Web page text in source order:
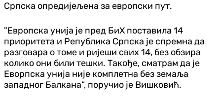
Српска опредијељена за европски пут.
"Европска унија је пред БиХ поставила 14
приоритета и Република Српска је спремна да
разговара о томе и ријеши свих 14, без обзира
колико они били тешки. Такође, сматрам да је
Еворпска унија није комплетна без земаља
западног Балкана“, поручио је Вишковић.